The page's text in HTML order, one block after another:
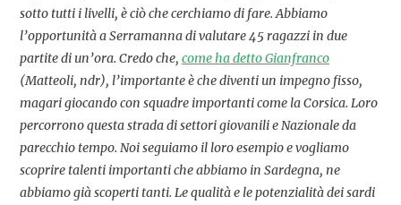
sotto tutti i livelli, è ciò che cerchiamo di fare. Abbiamo
l’opportunità a Serramanna di valutare 45 ragazzi in due
partite di un’ora. Credo che, come ha detto Gianfranco
(Matteoli, ndr), l’importante è che diventi un impegno fisso,
magari giocando con squadre importanti come la Corsica. Loro
percorrono questa strada di settori giovanili e Nazionale da
parecchio tempo. Noi seguiamo il loro esempio e vogliamo
scoprire talenti importanti che abbiamo in Sardegna, ne
abbiamo già scoperti tanti. Le qualità e le potenzialità dei sardi